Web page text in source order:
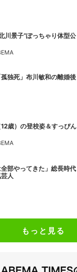
川景子”ぽっちゃり体型公
孤独死」布川敏和の離婚後
歳）の登校姿＆すっぴん
全部やってきた」総長時代
人
もっと見る